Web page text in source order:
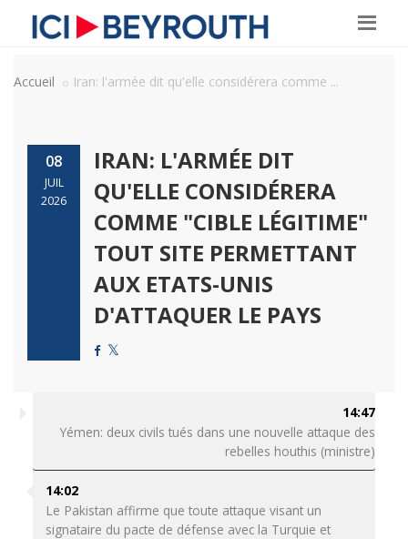
Accueil Iran: l'armée dit qu'elle considérera comme ...
08
JUIL
2026
IRAN: L'ARMÉE DIT
QU'ELLE CONSIDÉRERA
COMME "CIBLE LÉGITIME"
TOUT SITE PERMETTANT
AUX ETATS-UNIS
D'ATTAQUER LE PAYS
14:47
Yémen: deux civils tués dans une nouvelle attaque des
rebelles houthis (ministre)
14:02
Le Pakistan affirme que toute attaque visant un
signataire du pacte de défense avec la Turquie et